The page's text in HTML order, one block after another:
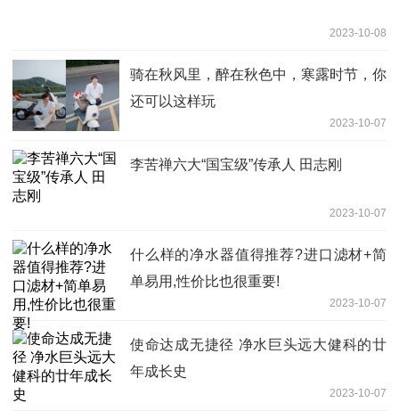
2023-10-08
骑在秋风里，醉在秋色中，寒露时节，你
还可以这样玩
2023-10-07
李苦禅六大“国宝级”传承人 田志刚
2023-10-07
什么样的净水器值得推荐?进口滤材+简
单易用,性价比也很重要!
2023-10-07
使命达成无捷径 净水巨头远大健科的廿
年成长史
2023-10-07